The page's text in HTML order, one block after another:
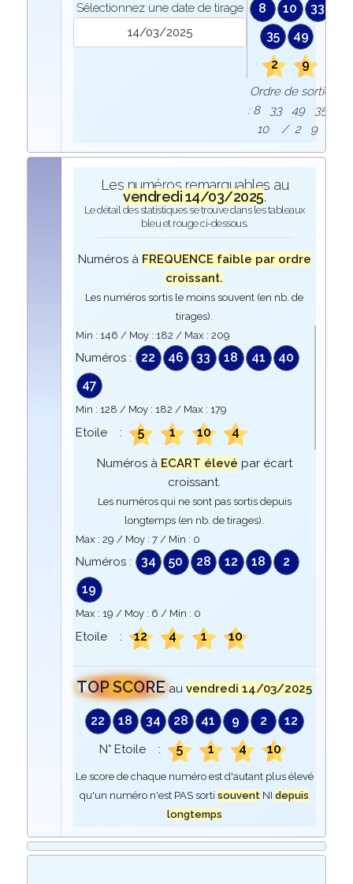
Sélectionnez une date de tirage 8 10
33
35
49
2
9
Ordre de sortie
: 8 33 49 35
10 / 2 9
Les numéros remarquables au
vendredi 14/03/2025.
Le détail des statistiques se trouve dans les tableaux
bleu et rouge ci-dessous.
Numéros à FREQUENCE faible par ordre
croissant.
Les numéros sortis le moins souvent (en nb. de
tirages).
Min : 146 / Moy : 182 / Max : 209
Numéros : 22 46 33 18 41
40
47
Min : 128 / Moy : 182 / Max : 179
Etoile : 5 1 10 4
Numéros à ECART élevé par écart
croissant.
Les numéros qui ne sont pas sortis depuis
longtemps (en nb. de tirages).
Max : 29 / Moy : 7/ Min : 0
Numéros : 34 50 28 12 18
2
19
Max : 19 / Moy : 6 / Min : 0
Etoile : 12 4 1 10
TOP SCOREauvendredi 14/03/2025
22 18 34 28 41 9 2 12
N° Etoile : 5 1 4 10
Le score de chaque numéro est d'autant plus élevé
qu'un numéro n'est PAS sortisouvent NIdepuis
longtemps